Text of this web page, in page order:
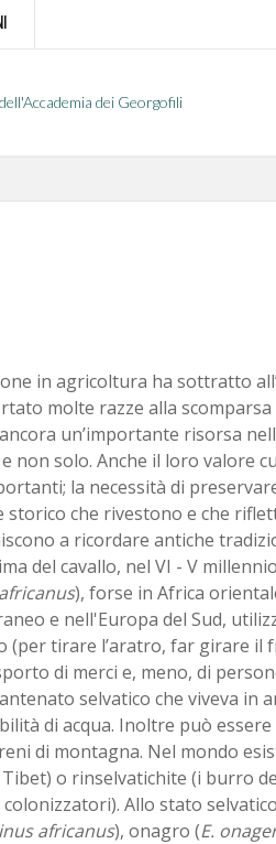
dei Georgofili
in agricoltura ha sottratto
molte razze alla
un’importante risorsa
non solo. Anche il loro valore
la necessità di
storico che rivestono e che
a ricordare antiche
del cavallo, nel VI - V
), forse in Africa
e nell'Europa del Sud,
(per tirare l’aratro, far girare il
di merci e, meno, di
selvatico che viveva in
di acqua. Inoltre può
di montagna. Nel mondo
o rinselvatichite (i burro
Allo stato
africanus), onagro (E.